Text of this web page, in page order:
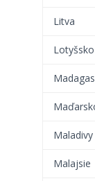
Litva
Lotyšsko
Maladivy
Malajsie